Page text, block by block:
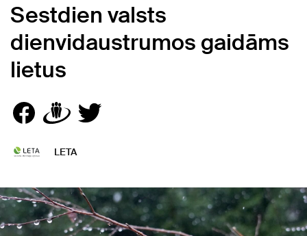
Sestdien valsts
dienvidaustrumos gaidāms
lietus
LETA